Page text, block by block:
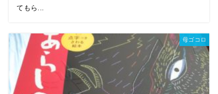
てもら...
母ゴコロ